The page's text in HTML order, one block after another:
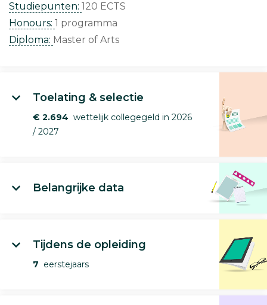
Studiepunten: 120 ECTS
Honours: 1 programma
Diploma: Master of Arts
Toelating & selectie
€ 2.694 wettelijk collegegeld in 2026
/ 2027
Belangrijke data
Tijdens de opleiding
7 eerstejaars